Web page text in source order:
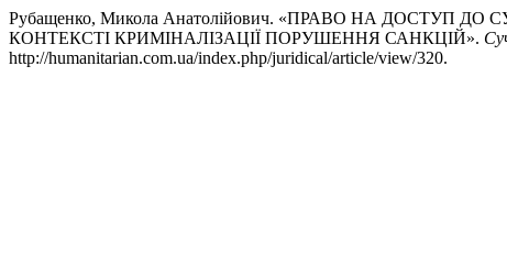
Рубащенко, Микола Анатолійович. «ПРАВО НА ДОСТУП
КОНТЕКСТІ КРИМІНАЛІЗАЦІЇ ПОРУШЕННЯ САНКЦІЙ».
http://humanitarian.com.ua/index.php/juridical/article/view/320.